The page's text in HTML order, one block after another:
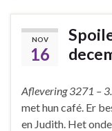
NOV
16
Aflevering 3271 –
met hun café. Er
en Judith. Het